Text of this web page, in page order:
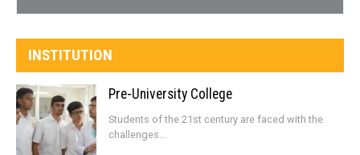
INSTITUTION
Pre-University College
Students of the 21st century are faced with the
challenges...